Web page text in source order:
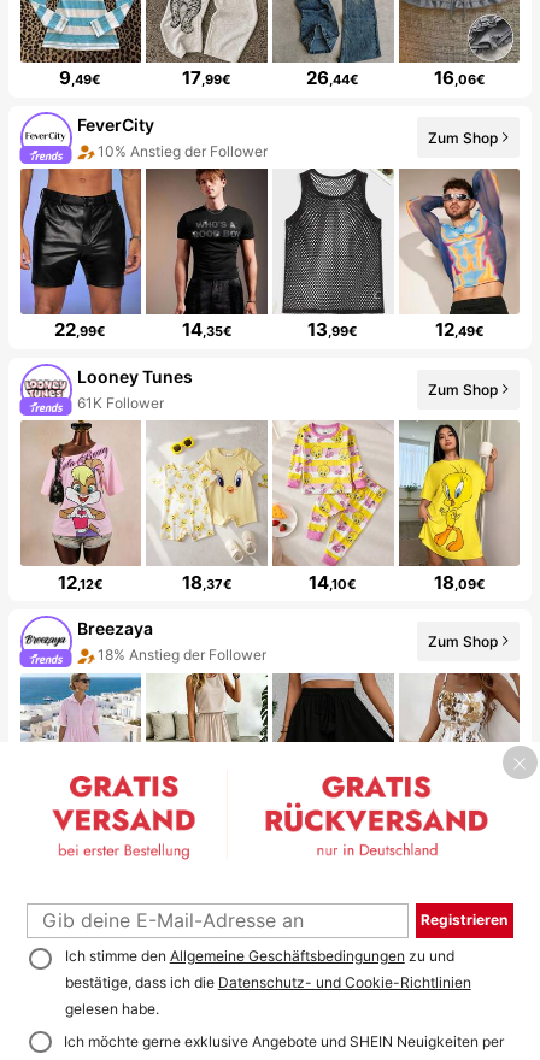
9,49€ 17,99€ 26,44€ 16,06€
FeverCity
10% Anstieg der Follower
Zum Shop
22,99€ 14,35€ 13,99€ 12,49€
Looney Tunes
61K Follower
Zum Shop
12,12€ 18 ,37€ 14,10€ 18 ,09€
Breezaya
18% Anstieg der Follower
Zum Shop
20,29€ 18 12,99€ 8,57€
19% Anstieg der Follower
Registrieren
Ich stimme den Allgemeine Geschäftsbedingungen zu und
bestätige, dass ich die Datenschutz- und Cookie-Richtlinien
gelesen habe.
Ich möchte gerne exklusive Angebote und SHEIN Neuigkeiten per